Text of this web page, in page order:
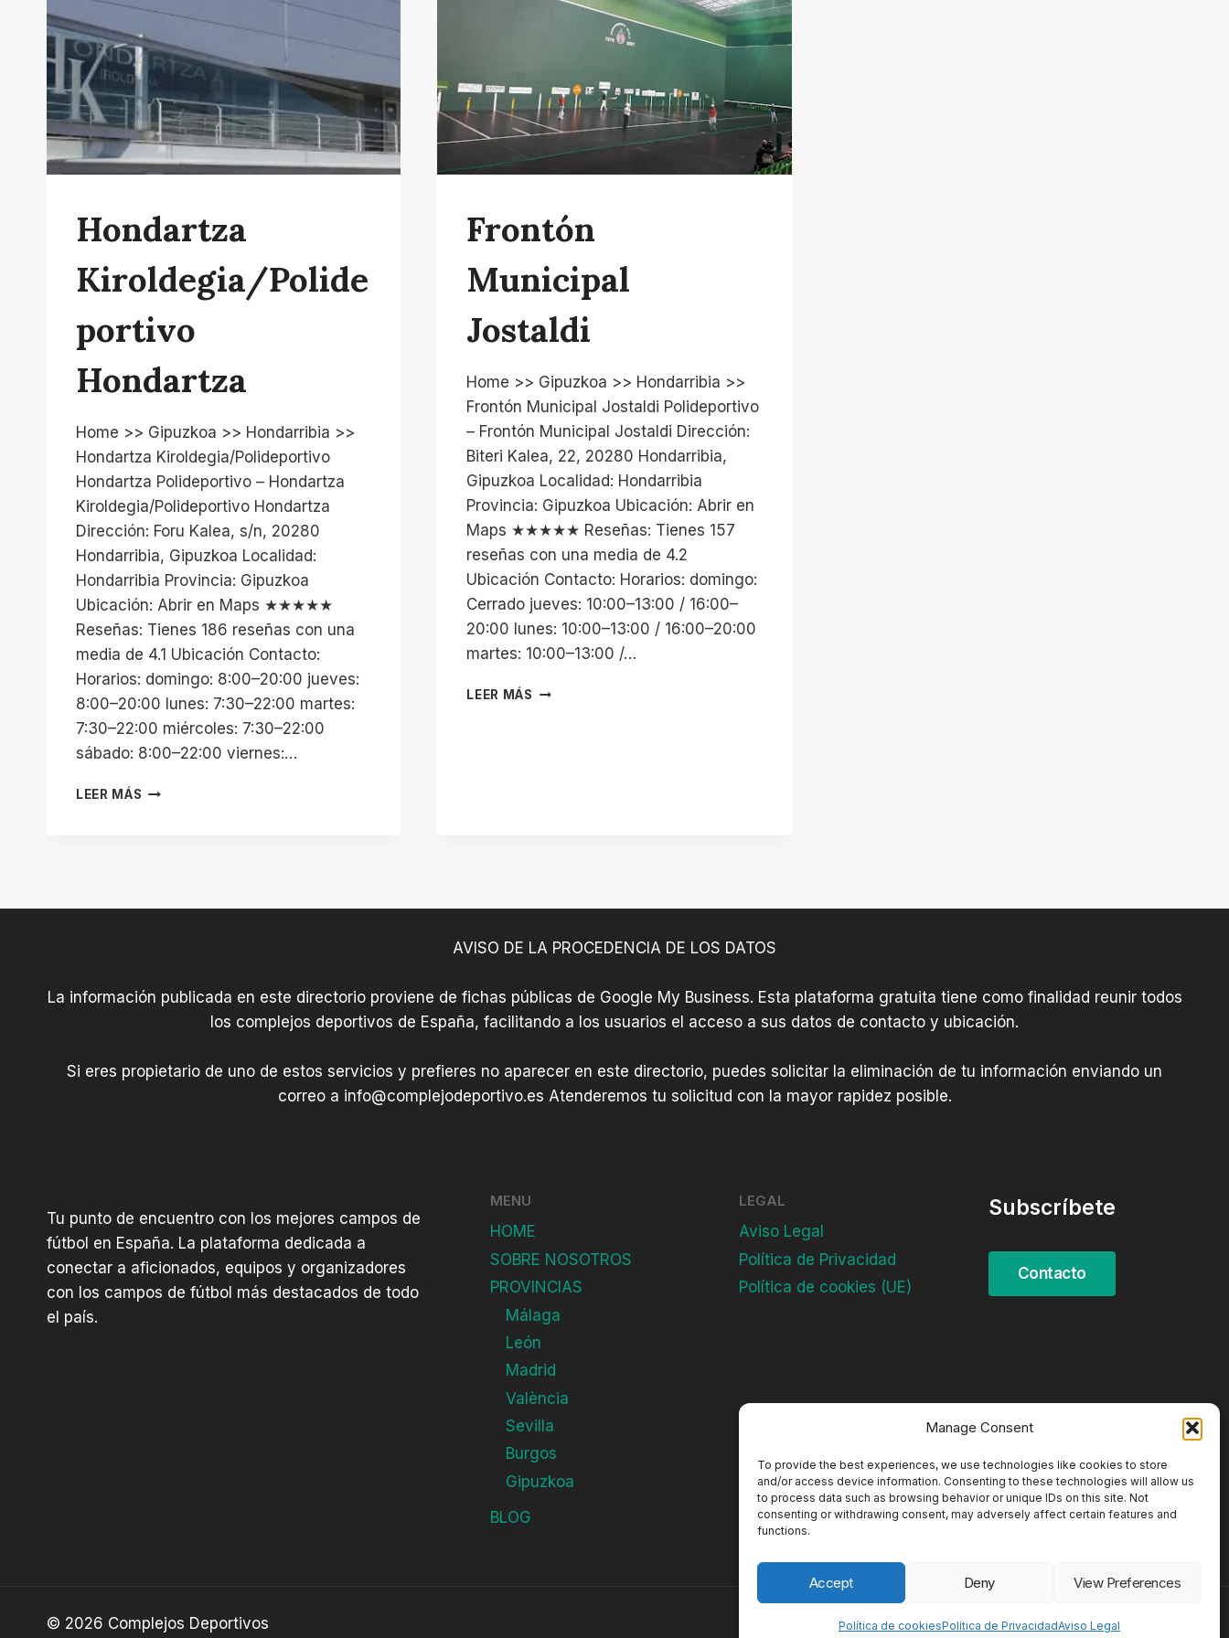
Manage Consent
To provide the best experiences, we use technologies like cookies to store
and/or access device information. Consenting to these technologies will allow us
to process data such as browsing behavior or unique IDs on this site. Not
consenting or withdrawing consent, may adversely affect certain features and
functions.
Accept Deny View Preferences
Política de cookiesPolítica de PrivacidadAviso Legal
Hondartza
Kiroldegia/Polide
Portivo
Hondartza
Home >> Gipuzkoa >> Hondarribia >>
Hondartza Kiroldegia/Polideportivo
Hondartza Polideportivo – Hondartza
Kiroldegia/Polideportivo Hondartza
Dirección: Foru Kalea, s/n, 20280
Hondarribia, Gipuzkoa Localidad:
Hondarribia Provincia: Gipuzkoa
Ubicación: Abrir en Maps ★★★★★
Reseñas: Tienes 186 reseñas con una
media de 4.1 Ubicación Contacto:
Horarios: domingo: 8:00–20:00 jueves:
8:00–20:00 lunes: 7:30–22:00 martes:
7:30–22:00 miércoles: 7:30–22:00
sábado: 8:00–22:00 viernes:…
LEER MÁS HONDARTZA
Frontón
Municipal
Jostaldi
Home >> Gipuzkoa >> Hondarribia >>
Frontón Municipal Jostaldi Polideportivo
– Frontón Municipal Jostaldi Dirección:
Biteri Kalea, 22, 20280 Hondarribia,
Gipuzkoa Localidad: Hondarribia
Provincia: Gipuzkoa Ubicación: Abrir en
Maps ★★★★★ Reseñas: Tienes 157
reseñas con una media de 4.2
Ubicación Contacto: Horarios: domingo:
Cerrado jueves: 10:00–13:00 / 16:00–
20:00 lunes: 10:00–13:00 / 16:00–20:00
martes: 10:00–13:00 /…
LEER MÁS FRONTÓN
AVISO DE LA PROCEDENCIA DE LOS DATOS
La información publicada en este directorio proviene de fichas públicas de Google My Business. Esta plataforma gratuita tiene como finalidad reunir todos
los complejos deportivos de España, facilitando a los usuarios el acceso a sus datos de contacto y ubicación.
Si eres propietario de uno de estos servicios y prefieres no aparecer en este directorio, puedes solicitar la eliminación de tu información enviando un
correo a info@complejodeportivo.es Atenderemos tu solicitud con la mayor rapidez posible.
Tu punto de encuentro con los mejores campos de
fútbol en España. La plataforma dedicada a
conectar a aficionados, equipos y organizadores
con los campos de fútbol más destacados de todo
el país.
MENU
HOME
SOBRE NOSOTROS
PROVINCIAS
Málaga
León
Madrid
València
Sevilla
Burgos
Gipuzkoa
BLOG
LEGAL
Aviso Legal
Política de Privacidad
Política de cookies (UE)
Subscríbete
© 2026 Complejos Deportivos